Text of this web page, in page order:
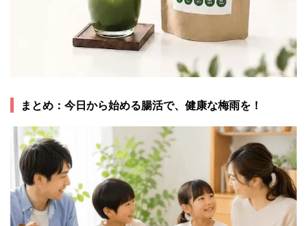
まとめ：今日から始める腸活で、健康な梅雨を！